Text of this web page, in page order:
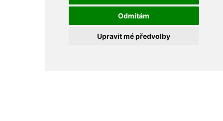
Odmítám
Upravit mé předvolby
V Újezdech 590/8
621 00 Brno-Medlánky